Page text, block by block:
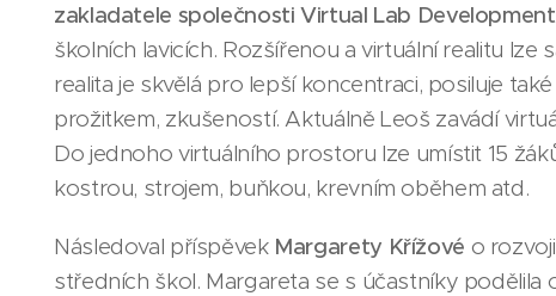
zakladatele společnosti Virtual Lab Development
školních lavicích. Rozšířenou a virtuální realitu
realita je skvělá pro lepší koncentraci, posiluje
prožitkem, zkušeností. Aktuálně Leoš zavádí
Do jednoho virtuálního prostoru lze umístit 15
kostrou, strojem, buňkou, krevním oběhem atd.
Následoval příspěvek Margarety Křížové o
středních škol. Margareta se s účastníky